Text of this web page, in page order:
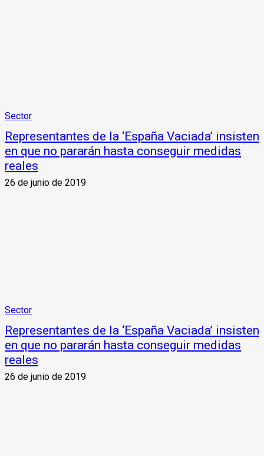
Sector
Representantes de la ‘España Vaciada’ insisten
en que no pararán hasta conseguir medidas
reales
26 de junio de 2019
Sector
Representantes de la ‘España Vaciada’ insisten
en que no pararán hasta conseguir medidas
reales
26 de junio de 2019